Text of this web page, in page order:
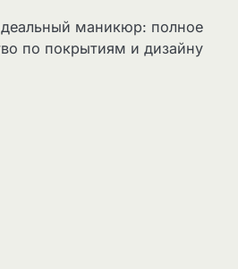
маникюр: полное
по покрытиям и дизайну